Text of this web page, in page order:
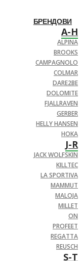
БРЕНДОВИ
A-H
ALPINA
BROOKS
CAMPAGNOLO
COLMAR
DARE2BE
DOLOMITE
FJALLRAVEN
GERBER
HELLY HANSEN
HOKA
J-R
JACK WOLFSKIN
KILLTEC
LA SPORTIVA
MAMMUT
MALOJA
MILLET
ON
PROFEET
REGATTA
REUSCH
S-T